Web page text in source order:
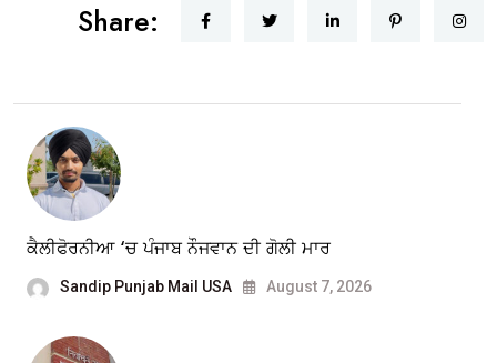
Share:
ਕੈਲੀਫੋਰਨੀਆ ‘ਚ ਪੰਜਾਬ ਨੌਜਵਾਨ ਦੀ ਗੋਲੀ ਮਾਰ
Sandip Punjab Mail USA August 7, 2026